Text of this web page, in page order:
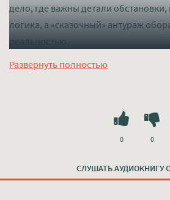
дело, где важны детали
логика, а «сказочный» антураж
реальностью.
Развернуть полностью
СЛУШАТЬ АУДИОКНИГУ
0 0